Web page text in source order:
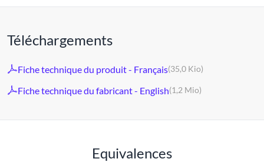
Téléchargements
Fiche technique du produit - Français(35,0 Kio)
Fiche technique du fabricant - English(1,2 Mio)
Equivalences